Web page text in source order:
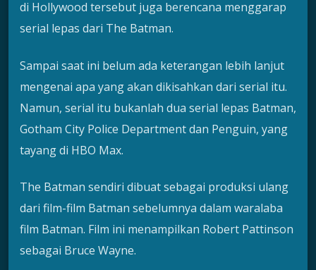
di Hollywood tersebut juga berencana menggarap
serial lepas dari The Batman.
Sampai saat ini belum ada keterangan lebih lanjut
mengenai apa yang akan dikisahkan dari serial itu.
Namun, serial itu bukanlah dua serial lepas Batman,
Gotham City Police Department dan Penguin, yang
tayang di HBO Max.
The Batman sendiri dibuat sebagai produksi ulang
dari film-film Batman sebelumnya dalam waralaba
film Batman. Film ini menampilkan Robert Pattinson
sebagai Bruce Wayne.